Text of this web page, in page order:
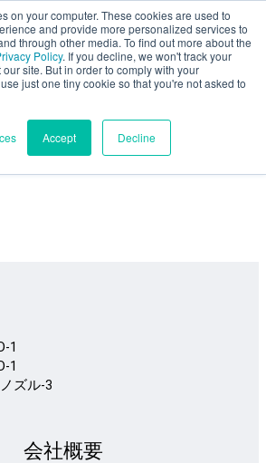
on your computer. These cookies are used to
and provide more personalized services to
through other media. To find out more about the
Policy. If you decline, we won't track your
site. But in order to comply with your
just one tiny cookie so that you're not asked to
Accept Decline
会社概要